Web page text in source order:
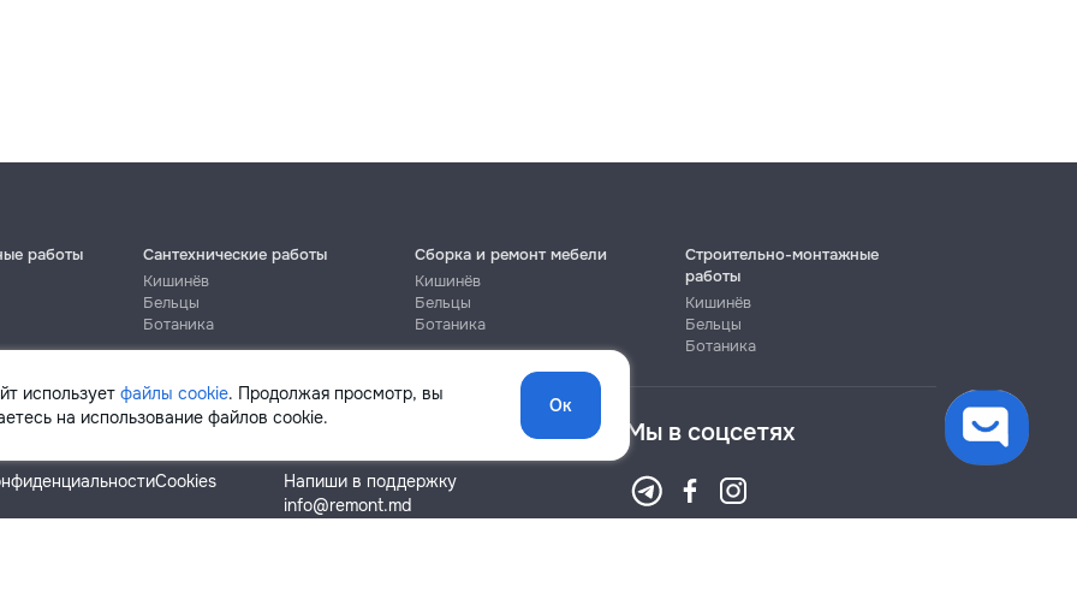
использует файлы cookie. Продолжая просмотр, вы
на использование файлов cookie.
Ок
работы
Сантехнические работы
Кишинёв
Бельцы
Ботаника
Сборка и ремонт мебели
Кишинёв
Бельцы
Ботаника
Строительно-монтажные
работы
Кишинёв
Бельцы
Ботаника
Cookies
Помощь
Напиши в поддержку
info@remont.md
Мы в соцсетях